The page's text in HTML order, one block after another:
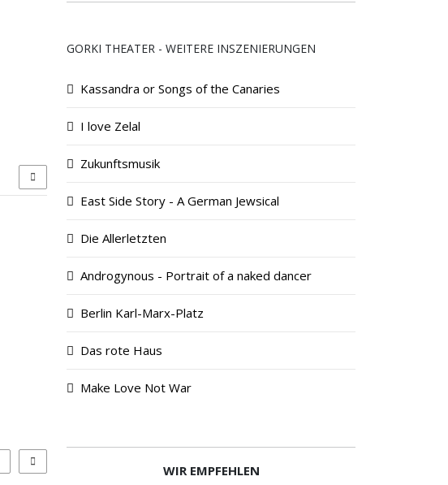
GORKI THEATER - WEITERE INSZENIERUNGEN
Kassandra or Songs of the Canaries
I love Zelal
Zukunftsmusik
East Side Story - A German Jewsical
Die Allerletzten
Androgynous - Portrait of a naked dancer
Berlin Karl-Marx-Platz
Das rote Haus
Make Love Not War
WIR EMPFEHLEN